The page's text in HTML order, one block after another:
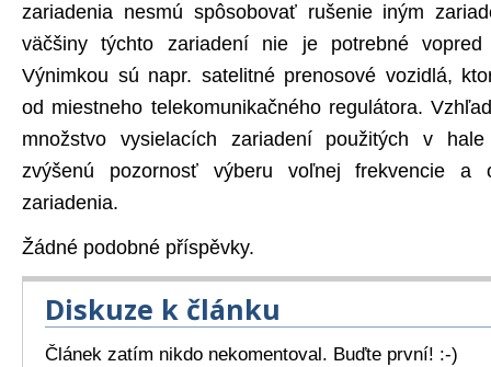
zariadenia nesmú spôsobovať rušenie iným
väčšiny týchto zariadení nie je potrebné vopred
Výnimkou sú napr. satelitné prenosové vozidlá,
od miestneho telekomunikačného regulátora.
množstvo vysielacích zariadení použitých v
zvýšenú pozornosť výberu voľnej frekvencie a
zariadenia.
Žádné podobné příspěvky.
Diskuze k článku
Článek zatím nikdo nekomentoval. Buďte první! :-)